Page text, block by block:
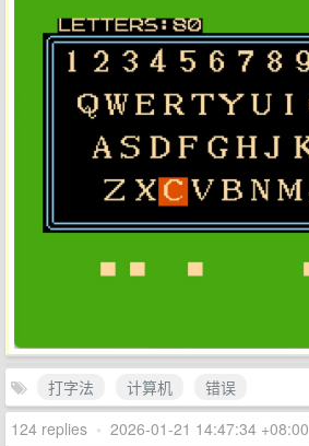
打字法 计算机
错误
124 replies • 2026-01-21 14:47:34 +08:00